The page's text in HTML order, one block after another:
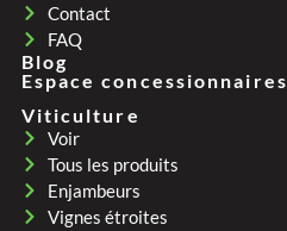
Contact
FAQ
Blog
Espace concessionnaires
Viticulture
Voir
Tous les produits
Enjambeurs
Vignes étroites